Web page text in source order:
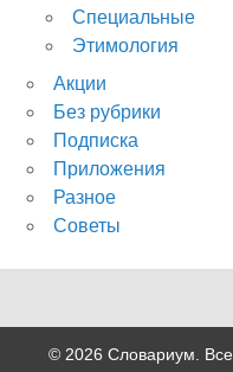
Специальные
Этимология
Акции
Без рубрики
Подписка
Приложения
Разное
Советы
© 2026 Словариум.